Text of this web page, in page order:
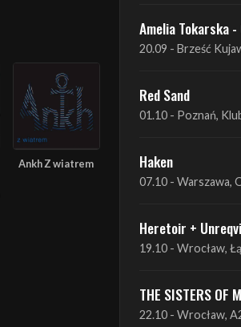
Ankh Z wiatrem
Red Sand
01.10 - Poznań,
Haken
07.10 - Warszawa,
Heretoir +
19.10 - Wrocław,
THE SISTERS OF
22.10 - Wrocław,
THE SISTERS OF
23.10 - Warszawa,